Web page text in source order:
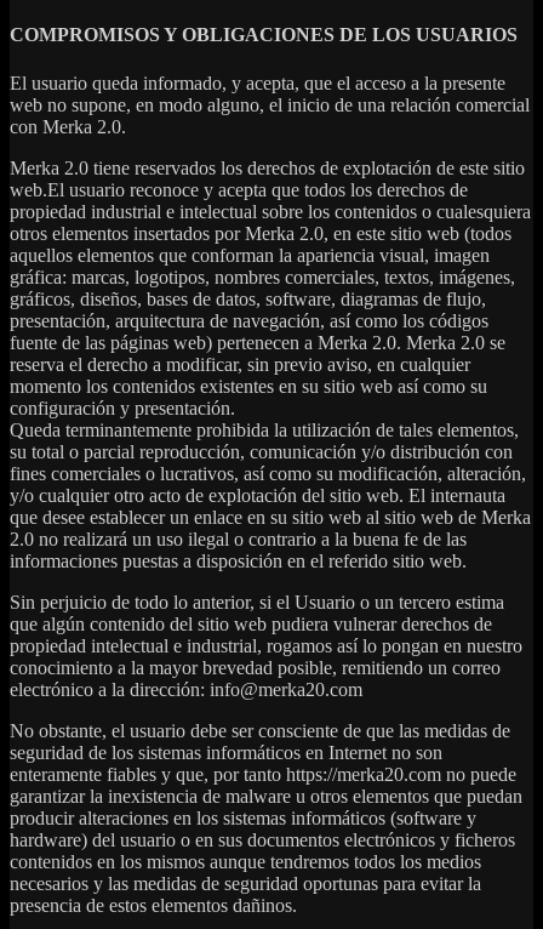
COMPROMISOS Y OBLIGACIONES DE LOS USUARIOS
El usuario queda informado, y acepta, que el acceso a la presente
web no supone, en modo alguno, el inicio de una relación comercial
con Merka 2.0.
Merka 2.0 tiene reservados los derechos de explotación de este sitio
web.El usuario reconoce y acepta que todos los derechos de
propiedad industrial e intelectual sobre los contenidos o cualesquiera
otros elementos insertados por Merka 2.0, en este sitio web (todos
aquellos elementos que conforman la apariencia visual, imagen
gráfica: marcas, logotipos, nombres comerciales, textos, imágenes,
gráficos, diseños, bases de datos, software, diagramas de flujo,
presentación, arquitectura de navegación, así como los códigos
fuente de las páginas web) pertenecen a Merka 2.0. Merka 2.0 se
reserva el derecho a modificar, sin previo aviso, en cualquier
momento los contenidos existentes en su sitio web así como su
configuración y presentación.
Queda terminantemente prohibida la utilización de tales elementos,
su total o parcial reproducción, comunicación y/o distribución con
fines comerciales o lucrativos, así como su modificación, alteración,
y/o cualquier otro acto de explotación del sitio web. El internauta
que desee establecer un enlace en su sitio web al sitio web de Merka
2.0 no realizará un uso ilegal o contrario a la buena fe de las
informaciones puestas a disposición en el referido sitio web.
Sin perjuicio de todo lo anterior, si el Usuario o un tercero estima
que algún contenido del sitio web pudiera vulnerar derechos de
propiedad intelectual e industrial, rogamos así lo pongan en nuestro
conocimiento a la mayor brevedad posible, remitiendo un correo
electrónico a la dirección: info@merka20.com
No obstante, el usuario debe ser consciente de que las medidas de
seguridad de los sistemas informáticos en Internet no son
enteramente fiables y que, por tanto https://merka20.com no puede
garantizar la inexistencia de malware u otros elementos que puedan
producir alteraciones en los sistemas informáticos (software y
hardware) del usuario o en sus documentos electrónicos y ficheros
contenidos en los mismos aunque tendremos todos los medios
necesarios y las medidas de seguridad oportunas para evitar la
presencia de estos elementos dañinos.